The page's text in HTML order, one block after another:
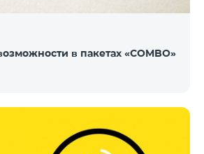
в пакетах «COMBO»